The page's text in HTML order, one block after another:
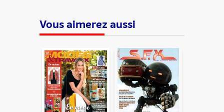
Vous aimerez aussi